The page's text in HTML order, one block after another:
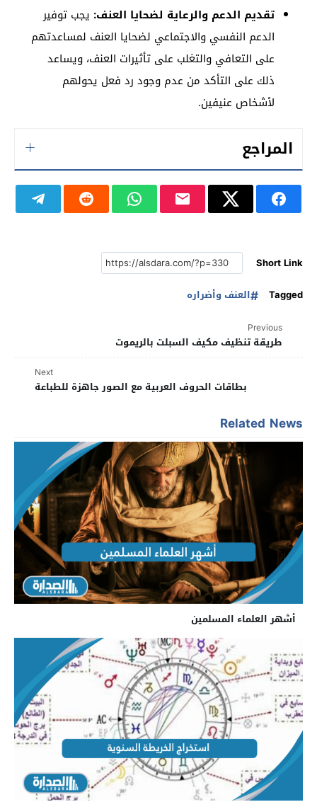
تقديم الدعم والرعاية لضحايا العنف: يجب توفير
الدعم النفسي والاجتماعي لضحايا العنف لمساعدتهم
على التعافي والتغلب على تأثيرات العنف، ويساعد
ذلك على التأكد من عدم وجود رد فعل يحولهم
لأشخاص عنيفين.
المراجع
Short Link
Tagged
العنف وأضراره
Previous
طريقة تنظيف مكيف السبلت بالريموت
Next
بطاقات الحروف العربية مع الصور جاهزة للطباعة
Related News
أشهر العلماء المسلمين